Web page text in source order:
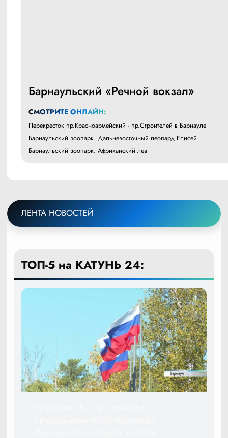
Барнаульский «Речной вокзал»
СМОТРИТЕ ОНЛАЙН:
Перекресток пр.Красноармейский - пр.Строителей в Барнауле
Барнаульский зоопарк. Дальневосточный леопард Елисей
Барнаульский зоопарк. Африканский лев
ЛЕНТА НОВОСТЕЙ
ТОП-5 на КАТУНЬ 24: